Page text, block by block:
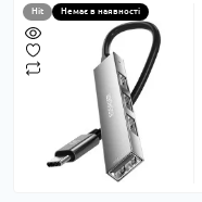
Hit Немає в наявності